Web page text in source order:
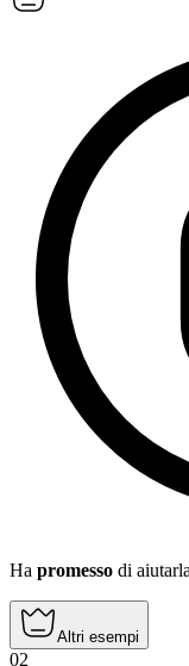
Ha promesso di
Altri esempi
02